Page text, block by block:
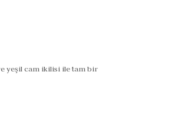
yeşil cam ikilisi ile tam bir